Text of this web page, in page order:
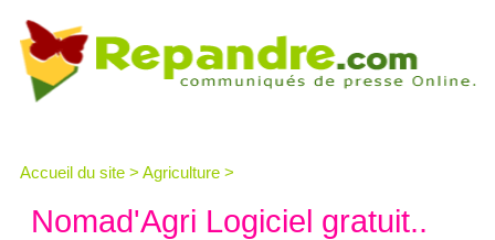
Accueil du site > Agriculture >
Nomad'Agri Logiciel gratuit..